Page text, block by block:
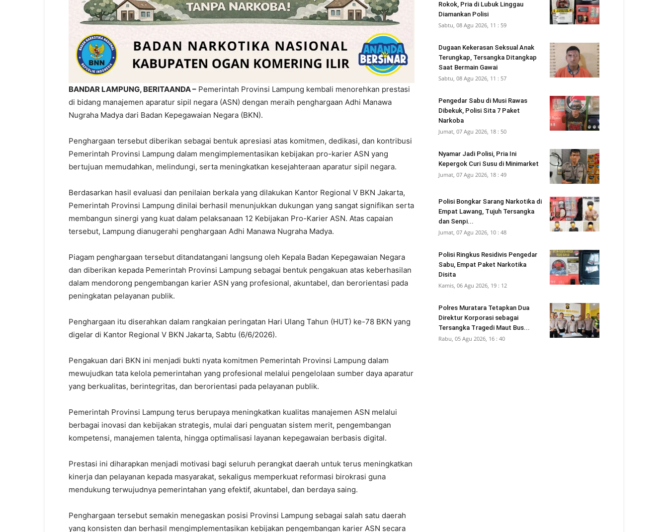
BANDAR LAMPUNG, BERITAANDA – Pemerintah Provinsi Lampung kembali menorehkan prestasi
di bidang manajemen aparatur sipil negara (ASN) dengan meraih penghargaan Adhi Manawa
Nugraha Madya dari Badan Kepegawaian Negara (BKN).
Penghargaan tersebut diberikan sebagai bentuk apresiasi atas komitmen, dedikasi, dan kontribusi
Pemerintah Provinsi Lampung dalam mengimplementasikan kebijakan pro-karier ASN yang
bertujuan memudahkan, melindungi, serta meningkatkan kesejahteraan aparatur sipil negara.
Berdasarkan hasil evaluasi dan penilaian berkala yang dilakukan Kantor Regional V BKN Jakarta,
Pemerintah Provinsi Lampung dinilai berhasil menunjukkan dukungan yang sangat signifikan serta
membangun sinergi yang kuat dalam pelaksanaan 12 Kebijakan Pro-Karier ASN. Atas capaian
tersebut, Lampung dianugerahi penghargaan Adhi Manawa Nugraha Madya.
Piagam penghargaan tersebut ditandatangani langsung oleh Kepala Badan Kepegawaian Negara
dan diberikan kepada Pemerintah Provinsi Lampung sebagai bentuk pengakuan atas keberhasilan
dalam mendorong pengembangan karier ASN yang profesional, akuntabel, dan berorientasi pada
peningkatan pelayanan publik.
Penghargaan itu diserahkan dalam rangkaian peringatan Hari Ulang Tahun (HUT) ke-78 BKN yang
digelar di Kantor Regional V BKN Jakarta, Sabtu (6/6/2026).
Pengakuan dari BKN ini menjadi bukti nyata komitmen Pemerintah Provinsi Lampung dalam
mewujudkan tata kelola pemerintahan yang profesional melalui pengelolaan sumber daya aparatur
yang berkualitas, berintegritas, dan berorientasi pada pelayanan publik.
Pemerintah Provinsi Lampung terus berupaya meningkatkan kualitas manajemen ASN melalui
berbagai inovasi dan kebijakan strategis, mulai dari penguatan sistem merit, pengembangan
kompetensi, manajemen talenta, hingga optimalisasi layanan kepegawaian berbasis digital.
Prestasi ini diharapkan menjadi motivasi bagi seluruh perangkat daerah untuk terus meningkatkan
kinerja dan pelayanan kepada masyarakat, sekaligus memperkuat reformasi birokrasi guna
mendukung terwujudnya pemerintahan yang efektif, akuntabel, dan berdaya saing.
Penghargaan tersebut semakin menegaskan posisi Provinsi Lampung sebagai salah satu daerah
yang konsisten dan berhasil mengimplementasikan kebijakan pengembangan karier ASN secara
Rokok, Pria di Lubuk Linggau
Diamankan Polisi
Sabtu, 08 Agu 2026, 11 : 59
Dugaan Kekerasan Seksual Anak
Terungkap, Tersangka Ditangkap
Saat Bermain Gawai
Sabtu, 08 Agu 2026, 11 : 57
Pengedar Sabu di Musi Rawas
Dibekuk, Polisi Sita 7 Paket
Narkoba
Jumat, 07 Agu 2026, 18 : 50
Nyamar Jadi Polisi, Pria Ini
Kepergok Curi Susu di Minimarket
Jumat, 07 Agu 2026, 18 : 49
Polisi Bongkar Sarang Narkotika di
Empat Lawang, Tujuh Tersangka
dan Senpi...
Jumat, 07 Agu 2026, 10 : 48
Polisi Ringkus Residivis Pengedar
Sabu, Empat Paket Narkotika
Disita
Kamis, 06 Agu 2026, 19 : 12
Polres Muratara Tetapkan Dua
Direktur Korporasi sebagai
Tersangka Tragedi Maut Bus...
Rabu, 05 Agu 2026, 16 : 40